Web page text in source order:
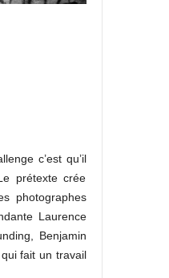
c’est qu’il
prétexte crée
photographes
Laurence
Benjamin
fait un travail